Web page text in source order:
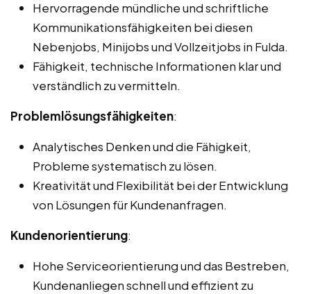
Hervorragende mündliche und schriftliche
Kommunikationsfähigkeiten bei diesen
Nebenjobs, Minijobs und Vollzeitjobs in Fulda.
Fähigkeit, technische Informationen klar und
verständlich zu vermitteln.
Problemlösungsfähigkeiten:
Analytisches Denken und die Fähigkeit,
Probleme systematisch zu lösen.
Kreativität und Flexibilität bei der Entwicklung
von Lösungen für Kundenanfragen.
Kundenorientierung:
Hohe Serviceorientierung und das Bestreben,
Kundenanliegen schnell und effizient zu